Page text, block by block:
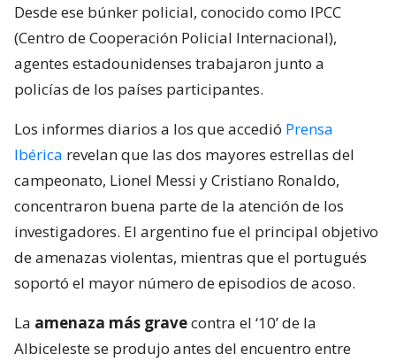
Desde ese búnker policial, conocido como IPCC
(Centro de Cooperación Policial Internacional),
agentes estadounidenses trabajaron junto a
policías de los países participantes.
Los informes diarios a los que accedió Prensa
Ibérica revelan que las dos mayores estrellas del
campeonato, Lionel Messi y Cristiano Ronaldo,
concentraron buena parte de la atención de los
investigadores. El argentino fue el principal objetivo
de amenazas violentas, mientras que el portugués
soportó el mayor número de episodios de acoso.
La amenaza más gravecontra el ‘10’ de la
Albiceleste se produjo antes del encuentro entre